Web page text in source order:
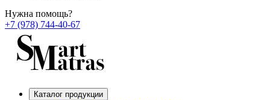
Нужна помощь?
+7 (978) 744-40-67
Каталог продукции